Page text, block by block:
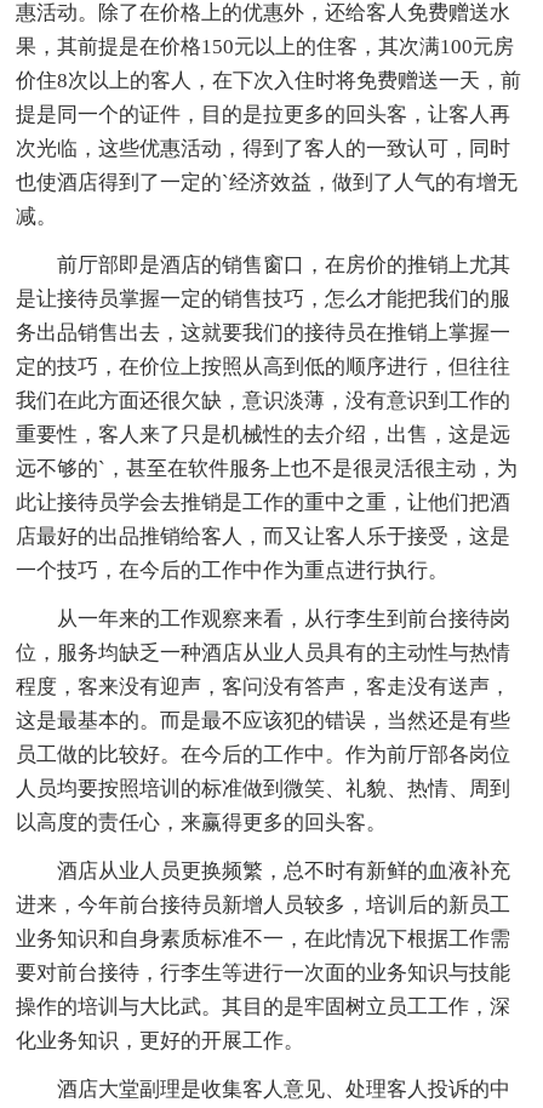
惠活动。除了在价格上的优惠外，还给客人免费赠送水
果，其前提是在价格150元以上的住客，其次满100元房
价住8次以上的客人，在下次入住时将免费赠送一天，前
提是同一个的证件，目的是拉更多的回头客，让客人再
次光临，这些优惠活动，得到了客人的一致认可，同时
也使酒店得到了一定的`经济效益，做到了人气的有增无
减。
前厅部即是酒店的销售窗口，在房价的推销上尤其
是让接待员掌握一定的销售技巧，怎么才能把我们的服
务出品销售出去，这就要我们的接待员在推销上掌握一
定的技巧，在价位上按照从高到低的顺序进行，但往往
我们在此方面还很欠缺，意识淡薄，没有意识到工作的
重要性，客人来了只是机械性的去介绍，出售，这是远
远不够的`，甚至在软件服务上也不是很灵活很主动，为
此让接待员学会去推销是工作的重中之重，让他们把酒
店最好的出品推销给客人，而又让客人乐于接受，这是
一个技巧，在今后的工作中作为重点进行执行。
从一年来的工作观察来看，从行李生到前台接待岗
位，服务均缺乏一种酒店从业人员具有的主动性与热情
程度，客来没有迎声，客问没有答声，客走没有送声，
这是最基本的。而是最不应该犯的错误，当然还是有些
员工做的比较好。在今后的工作中。作为前厅部各岗位
人员均要按照培训的标准做到微笑、礼貌、热情、周到
以高度的责任心，来赢得更多的回头客。
酒店从业人员更换频繁，总不时有新鲜的血液补充
进来，今年前台接待员新增人员较多，培训后的新员工
业务知识和自身素质标准不一，在此情况下根据工作需
要对前台接待，行李生等进行一次面的业务知识与技能
操作的培训与大比武。其目的是牢固树立员工工作，深
化业务知识，更好的开展工作。
酒店大堂副理是收集客人意见、处理客人投诉的中